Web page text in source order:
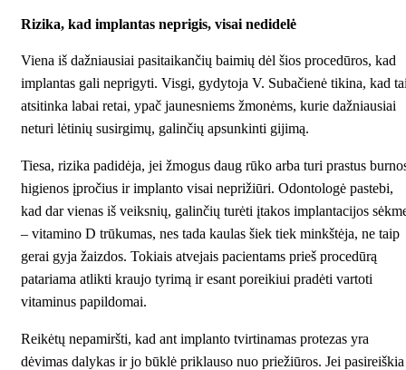
Rizika, kad implantas neprigis, visai nedidelė
Viena iš dažniausiai pasitaikančių baimių dėl šios procedūros, kad
implantas gali neprigyti. Visgi, gydytoja V. Subačienė tikina, kad
atsitinka labai retai, ypač jaunesniems žmonėms, kurie dažniausiai
neturi lėtinių susirgimų, galinčių apsunkinti gijimą.
Tiesa, rizika padidėja, jei žmogus daug rūko arba turi prastus
higienos įpročius ir implanto visai neprižiūri. Odontologė pastebi,
kad dar vienas iš veiksnių, galinčių turėti įtakos implantacijos
– vitamino D trūkumas, nes tada kaulas šiek tiek minkštėja, ne taip
gerai gyja žaizdos. Tokiais atvejais pacientams prieš procedūrą
patariama atlikti kraujo tyrimą ir esant poreikiui pradėti vartoti
vitaminus papildomai.
Reikėtų nepamiršti, kad ant implanto tvirtinamas protezas yra
dėvimas dalykas ir jo būklė priklauso nuo priežiūros. Jei pasireiškia